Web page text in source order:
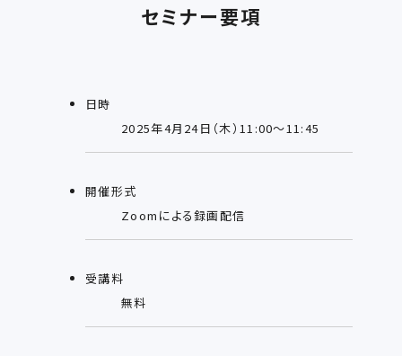
セミナー要項
日時
2025年4月24日（木）11:00～11:45
開催形式
Zoomによる録画配信
受講料
無料